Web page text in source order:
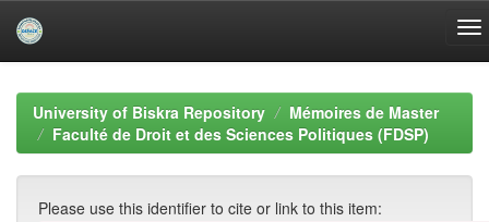
navigationUniversity of Biskra Repository
Mémoires de Master
Faculté de Droit et des Sciences Politiques (FDSP)
Please use this identifier to cite or link to this item: